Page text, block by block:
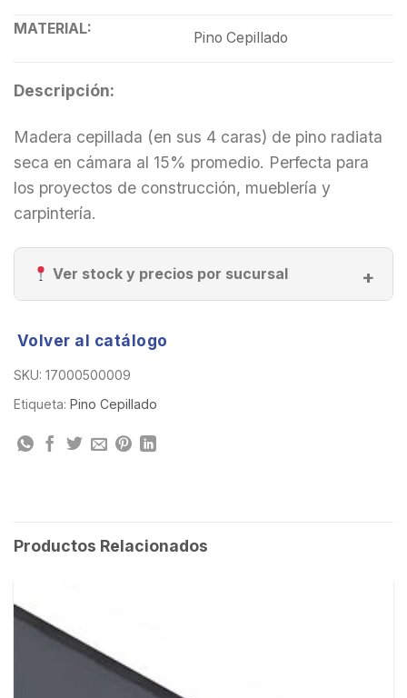
MATERIAL:
Pino Cepillado
Descripción:
Madera cepillada (en sus 4 caras) de pino radiata
seca en cámara al 15% promedio. Perfecta para
los proyectos de construcción, mueblería y
carpintería.
Ver stock y precios por sucursal
Volver al catálogo
SKU: 17000500009
Etiqueta: Pino Cepillado
Productos Relacionados